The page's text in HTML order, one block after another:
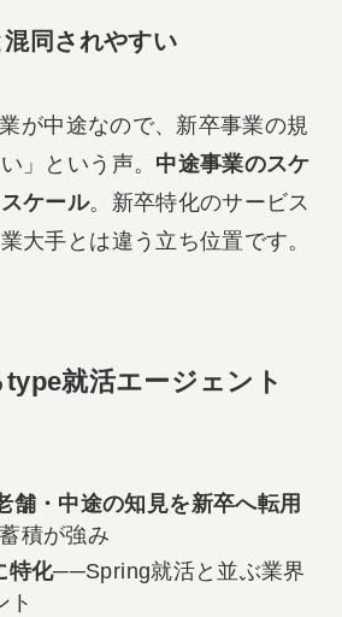
同されやすい
が中途なので、新卒事業の規
」という声。 中途事業のスケ
ケール。新卒特化のサービス
大手とは違う立ち位置です。
就活エージェント
舗・中途の知見を新卒へ転用
積が強み
特化──Spring就活と並ぶ業界
ト